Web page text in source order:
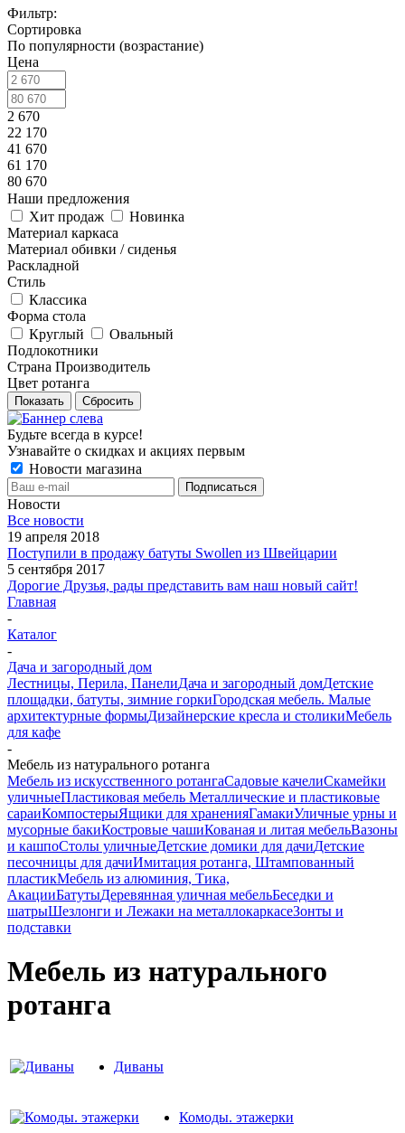
Фильтр:
Сортировка
По популярности (возрастание)
Цена
2 670
22 170
41 670
61 170
80 670
Наши предложения
Хит продаж
Новинка
Материал каркаса
Материал обивки / сиденья
Раскладной
Стиль
Классика
Форма стола
Круглый
Овальный
Подлокотники
Страна Производитель
Цвет ротанга
Показать Сбросить
Будьте всегда в курсе!
Узнавайте о скидках и акциях первым
Новости магазина
Новости
Все новости
19 апреля 2018
Поступили в продажу батуты Swollen из Швейцарии
5 сентября 2017
Дорогие Друзья, рады представить вам наш новый сайт!
Главная
-
Каталог
-
Дача и загородный дом
Лестницы, Перила, ПанелиДача и загородный домДетские
площадки, батуты, зимние горкиГородская мебель. Малые
архитектурные формыДизайнерские кресла и столикиМебель
для кафе
-
Мебель из натурального ротанга
Мебель из искусственного ротангаСадовые качелиСкамейки
уличныеПластиковая мебель Металлические и пластиковые
сараиКомпостерыЯщики для храненияГамакиУличные урны и
мусорные бакиКостровые чашиКованая и литая мебельВазоны
и кашпоСтолы уличныеДетские домики для дачиДетские
песочницы для дачиИмитация ротанга, Штампованный
пластикМебель из алюминия, Тика,
АкацииБатутыДеревянная уличная мебельБеседки и
шатрыШезлонги и Лежаки на металлокаркасеЗонты и
подставки
Мебель из натурального
ротанга
Диваны
Комоды. этажерки